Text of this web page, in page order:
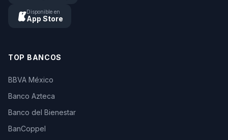
Disponible en
App Store
TOP BANCOS
BBVA México
Banco Azteca
Banco del Bienestar
BanCoppel